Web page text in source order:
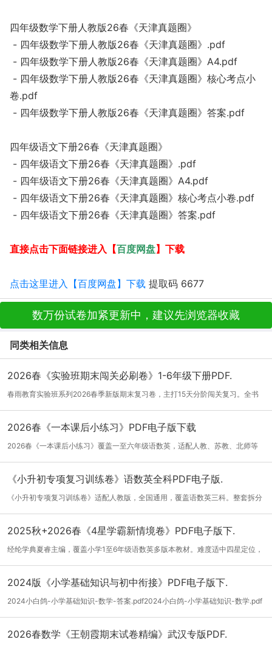
四年级数学下册人教版26春《天津真题圈》
- 四年级数学下册人教版26春《天津真题圈》.pdf
- 四年级数学下册人教版26春《天津真题圈》A4.pdf
- 四年级数学下册人教版26春《天津真题圈》核心考点小
卷.pdf
- 四年级数学下册人教版26春《天津真题圈》答案.pdf
四年级语文下册26春《天津真题圈》
- 四年级语文下册26春《天津真题圈》.pdf
- 四年级语文下册26春《天津真题圈》A4.pdf
- 四年级语文下册26春《天津真题圈》核心考点小卷.pdf
- 四年级语文下册26春《天津真题圈》答案.pdf
直接点击下面链接进入【百度网盘】下载
点击这里进入【百度网盘】下载 提取码 6677
数万份试卷加紧更新中，建议先浏览器收藏
同类相关信息
2026春《实验班期末闯关必刷卷》1-6年级下册PDF.
春雨教育实验班系列2026春季新版期末复习卷，主打15天分阶闯关复习。全书
分三阶段...[详细]
2026春《一本课后小练习》PDF电子版下载
2026春《一本课后小练习》覆盖一至六年级语数英，适配人教、苏教、北师等
主流教材...[详细]
《小升初专项复习训练卷》语数英全科PDF电子版.
《小升初专项复习训练卷》适配人教版，全国通用，覆盖语数英三科。整套拆分
专题专...[详细]
2025秋+2026春《4星学霸新情境卷》PDF电子版下.
经纶学典夏睿主编，覆盖小学1至6年级语数英多版本教材。难度适中四星定位，
适配多...[详细]
2024版《小学基础知识与初中衔接》PDF电子版下.
2024小白鸽-小学基础知识-数学-答案.pdf2024小白鸽-小学基础知识-数学.pdf
2024小白...[详细]
2026春数学《王朝霞期末试卷精编》武汉专版PDF.